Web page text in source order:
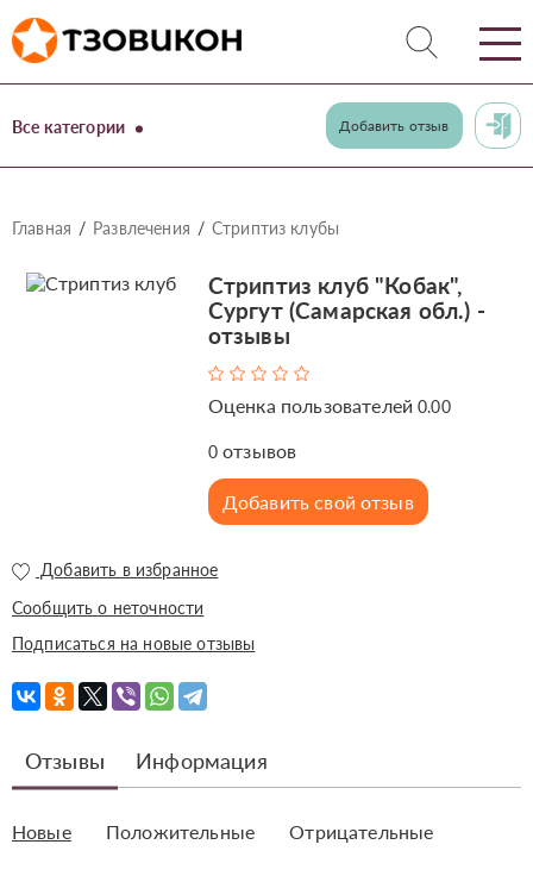
Все категории Добавить отзыв
Главная Развлечения Стриптиз клубы
Стриптиз клуб "Кобак",
Сургут (Самарская обл.) -
отзывы
Оценка пользователей0.00
0отзывов
Добавить свой отзыв
Добавить в избранное
Сообщить о неточности
Подписаться на новые отзывы
Отзывы Информация
Новые Положительные Отрицательные